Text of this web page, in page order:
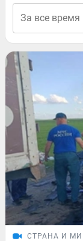
СТРАНА И